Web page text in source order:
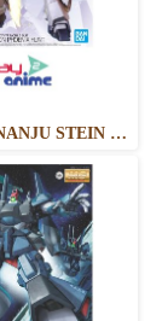
MG 1/100 SINANJU STEIN (NARRATIVE VER.) VER.KA